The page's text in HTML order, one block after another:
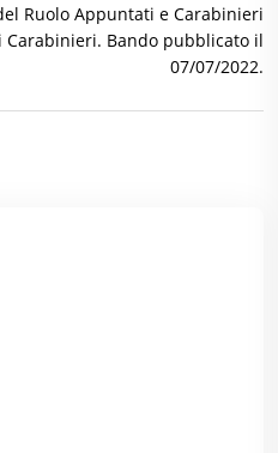
Ruolo Appuntati e Carabinieri
Carabinieri. Bando pubblicato il
07/07/2022.